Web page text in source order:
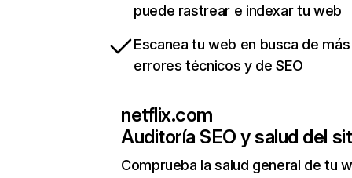
puede rastrear e indexar tu web
Escanea tu web en busca de
errores técnicos y de SEO
netflix.com
Auditoría SEO y salud del
Comprueba la salud general de tu